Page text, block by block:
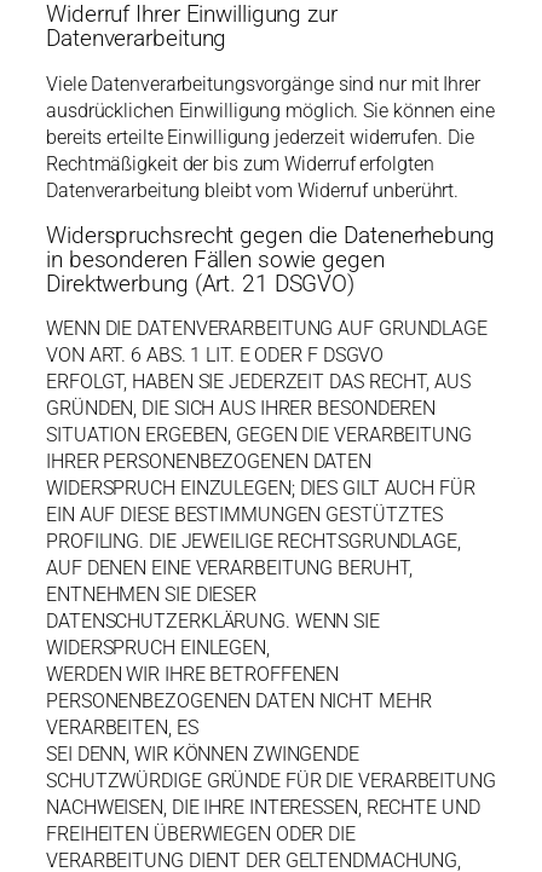
Widerruf Ihrer Einwilligung zur
Datenverarbeitung
Viele Datenverarbeitungsvorgänge sind nur mit Ihrer
ausdrücklichen Einwilligung möglich. Sie können eine
bereits erteilte Einwilligung jederzeit widerrufen. Die
Rechtmäßigkeit der bis zum Widerruf erfolgten
Datenverarbeitung bleibt vom Widerruf unberührt.
Widerspruchsrecht gegen die Datenerhebung
in besonderen Fällen sowie gegen
Direktwerbung (Art. 21 DSGVO)
WENN DIE DATENVERARBEITUNG AUF GRUNDLAGE
VON ART. 6 ABS. 1 LIT. E ODER F DSGVO
ERFOLGT, HABEN SIE JEDERZEIT DAS RECHT, AUS
GRÜNDEN, DIE SICH AUS IHRER BESONDEREN
SITUATION ERGEBEN, GEGEN DIE VERARBEITUNG
IHRER PERSONENBEZOGENEN DATEN
WIDERSPRUCH EINZULEGEN; DIES GILT AUCH FÜR
EIN AUF DIESE BESTIMMUNGEN GESTÜTZTES
PROFILING. DIE JEWEILIGE RECHTSGRUNDLAGE,
AUF DENEN EINE VERARBEITUNG BERUHT,
ENTNEHMEN SIE DIESER
DATENSCHUTZERKLÄRUNG. WENN SIE
WIDERSPRUCH EINLEGEN,
WERDEN WIR IHRE BETROFFENEN
PERSONENBEZOGENEN DATEN NICHT MEHR
VERARBEITEN, ES
SEI DENN, WIR KÖNNEN ZWINGENDE
SCHUTZWÜRDIGE GRÜNDE FÜR DIE VERARBEITUNG
NACHWEISEN, DIE IHRE INTERESSEN, RECHTE UND
FREIHEITEN ÜBERWIEGEN ODER DIE
VERARBEITUNG DIENT DER GELTENDMACHUNG,